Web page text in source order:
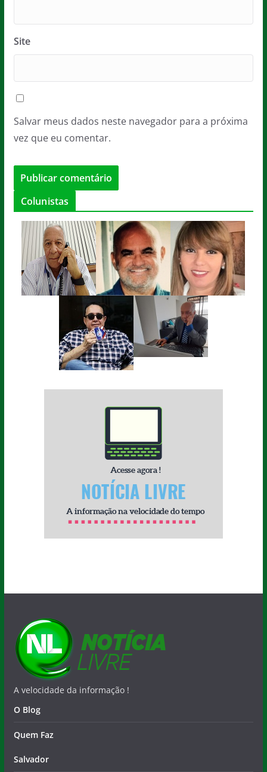
Site
Salvar meus dados neste navegador para a próxima
vez que eu comentar.
Colunistas
A velocidade da informação !
O Blog
Quem Faz
Salvador